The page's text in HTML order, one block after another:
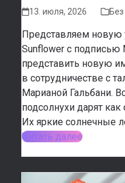
13. июля, 2026
Представляем новую
Sunflower с подписью
представить новую
в сотрудничестве с
Марианой Гальбани.
подсолнухи дарят как
Их яркие солнечные
Читать далее